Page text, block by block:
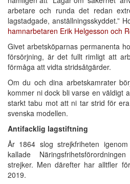
arbetare och runda det redan
lagstadgade, anställningsskyddet.”
hamnarbetaren Erik Helgesson och
Givet arbetsköparnas permanenta
försörjning, är det fullt rimligt att
förmåga att vidta stridsåtgärder.
Om du och dina arbetskamrater
kommer ni dock bli varse en väldigt
starkt tabu mot att ni tar strid för
svenska modellen.
Antifacklig lagstiftning
År 1864 slog strejkfriheten
kallade
strejker. Men därefter har alltfler
2019.